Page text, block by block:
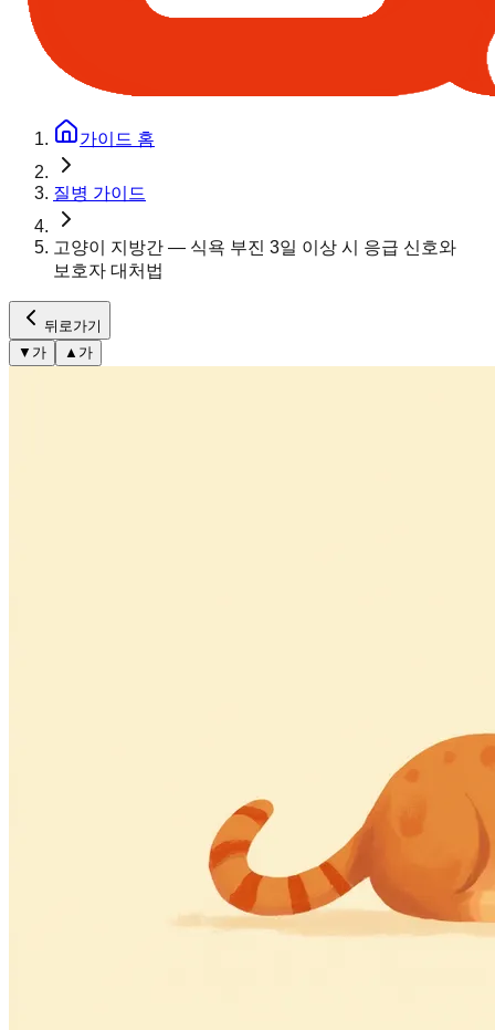
가이드 홈
질병 가이드
고양이 지방간 — 식욕 부진 3일 이상 시 응급 신호와
보호자 대처법
뒤로가기
▼ 가 ▲ 가